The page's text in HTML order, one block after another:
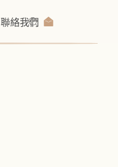
聯絡我們